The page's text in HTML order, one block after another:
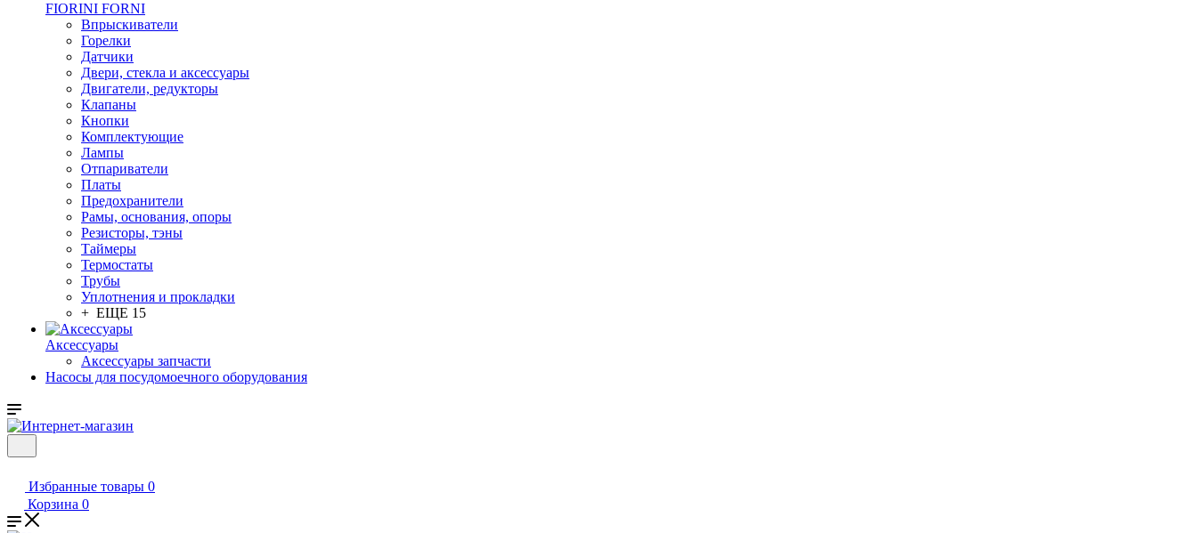
FIORINI FORNI
Впрыскиватели
Горелки
Датчики
Двери, стекла и аксессуары
Двигатели, редукторы
Клапаны
Кнопки
Комплектующие
Лампы
Отпариватели
Платы
Предохранители
Рамы, основания, опоры
Резисторы, тэны
Таймеры
Термостаты
Трубы
Уплотнения и прокладки
+ ЕЩЕ 15
Аксессуары
Аксессуары запчасти
Насосы для посудомоечного оборудования
Избранные товары 0
Корзина 0